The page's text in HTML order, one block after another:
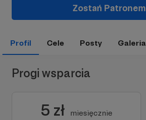
Zostań Patronem
Profil Cele Posty Galeria
Progi wsparcia
5 zł miesięcznie